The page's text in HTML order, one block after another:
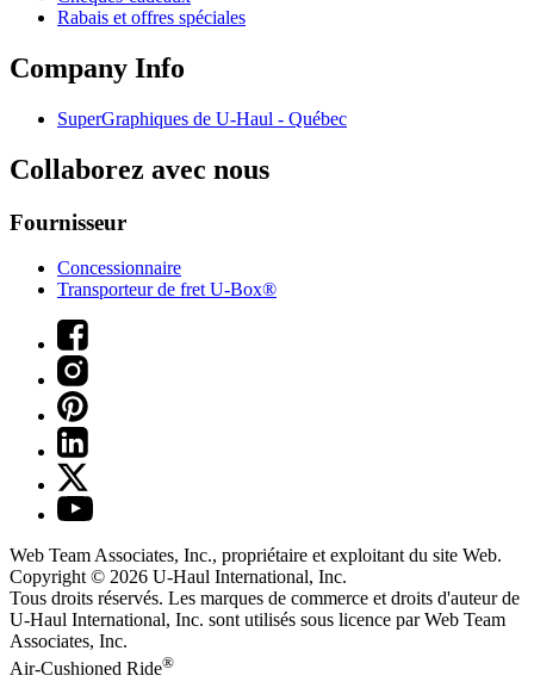
Rabais et offres spéciales
Company Info
SuperGraphiques de U-Haul - Québec
Collaborez avec nous
Fournisseur
Concessionnaire
Transporteur de fret U-Box®
Web Team Associates, Inc., propriétaire et exploitant du site Web.
Copyright © 2026 U-Haul International, Inc.
Tous droits réservés. Les marques de commerce et droits d'auteur de
U-Haul International, Inc. sont utilisés sous licence par Web Team
Associates, Inc.
Air-Cushioned Ride®